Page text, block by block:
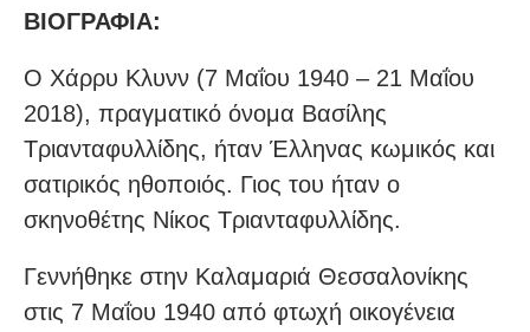
ΒΙΟΓΡΑΦΙΑ:
Ο Χάρρυ Κλυνν (7 Μαΐου 1940 – 21 Μαΐου
2018), πραγματικό όνομα Βασίλης
Τριανταφυλλίδης, ήταν Έλληνας κωμικός και
σατιρικός ηθοποιός. Γιος του ήταν ο
σκηνοθέτης Νίκος Τριανταφυλλίδης.
Γεννήθηκε στην Καλαμαριά Θεσσαλονίκης
στις 7 Μαΐου 1940 από φτωχή οικογένεια